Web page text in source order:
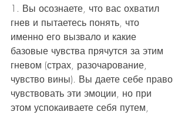
1. Вы осознаете, что вас охватил
гнев и пытаетесь понять, что
именно его вызвало и какие
базовые чувства прячутся за этим
гневом (страх, разочарование,
чувство вины). Вы даете себе право
чувствовать эти эмоции, но при
этом успокаиваете себя путем,